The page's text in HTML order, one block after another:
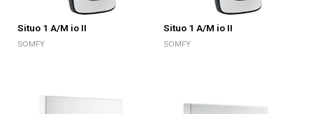
Situo 1 A/M io II
SOMFY
Situo 1 A/M io II
SOMFY